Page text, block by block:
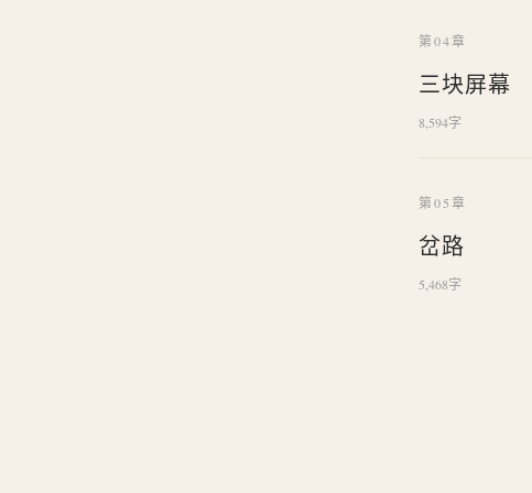
第04章
三块屏幕
8,594字
第05章
岔路
5,468字